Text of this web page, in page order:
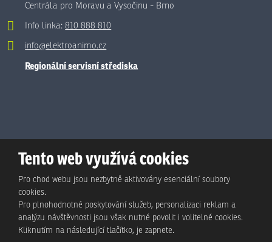
Centrála pro Moravu a Vysočinu - Brno
Info linka:810 888 810
info@elektroanimo.cz
Regionální servisní střediska
© Animo Bohemia s.r.o., 2026, vytvořila eBRÁNA s.r.o.
Mapa stránek|Podmínky použití|Ochrana osobních údajů
Tento web využívá cookies
Pro chod webu jsou nezbytně aktivovány esenciální soubory
cookies.
Pro plnohodnotné poskytování služeb, personalizaci reklam a
analýzu návštěvnosti jsou však nutné povolit i volitelné cookies.
Kliknutím na následující tlačítko, je zapnete.